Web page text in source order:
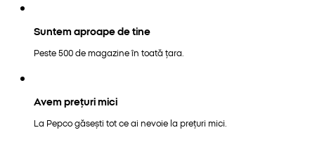
Suntem aproape de tine
Peste 500 de magazine în toată țara.
Avem prețuri mici
La Pepco găsești tot ce ai nevoie la prețuri mici.